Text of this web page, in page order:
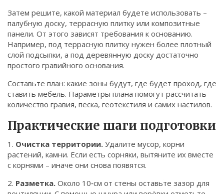
Затем решите, какой материал будете использовать –
палубную доску, террасную плитку или композитные
панели. От этого зависят требования к основанию.
Например, под террасную плитку нужен более плотный
слой подсыпки, а под деревянную доску достаточно
простого гравийного основания.
Составьте план: какие зоны будут, где будет проход, где
ставить мебель. Параметры плана помогут рассчитать
количество гравия, песка, геотекстиля и самих настилов.
Практические шаги подготовки
1. Очистка территории. Удалите мусор, корни
растений, камни. Если есть сорняки, вытяните их вместе
с корнями – иначе они снова появятся.
2. Разметка. Около 10‑см от стены оставьте зазор для